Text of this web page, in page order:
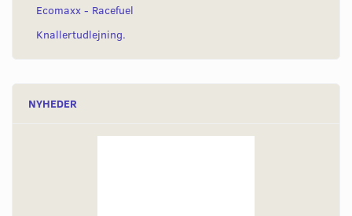
Ecomaxx - Racefuel
Knallertudlejning.
NYHEDER